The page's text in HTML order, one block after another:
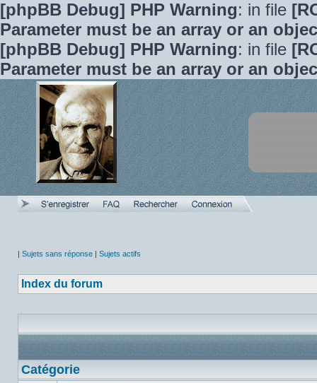
[phpBB Debug] PHP Warning: in file
Parameter must be an array or an
[phpBB Debug] PHP Warning: in file
Parameter must be an array or an
| Sujets sans réponse | Sujets actifs
Index du forum
Catégorie